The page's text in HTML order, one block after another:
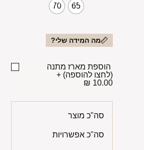
65
70
מה המידה שלי?
הוספת מארז מתנה
(לחצו להוספה) +
10.00 ₪
סה"כ מוצר
סה"כ אפשרויות